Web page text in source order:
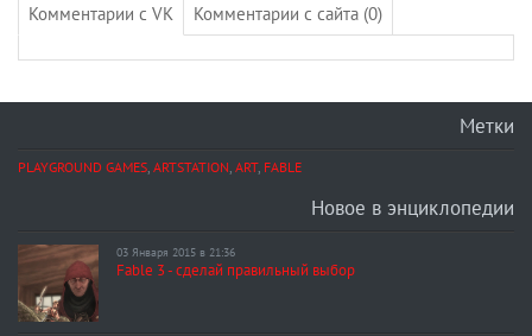
Комментарии с VK Комментарии с сайта (0)
Метки
PLAYGROUND GAMES ARTSTATION ART, FABLE
Новое в энциклопедии
03 Января 2015 в 21:36
Fable 3 - сделай правильный выбор